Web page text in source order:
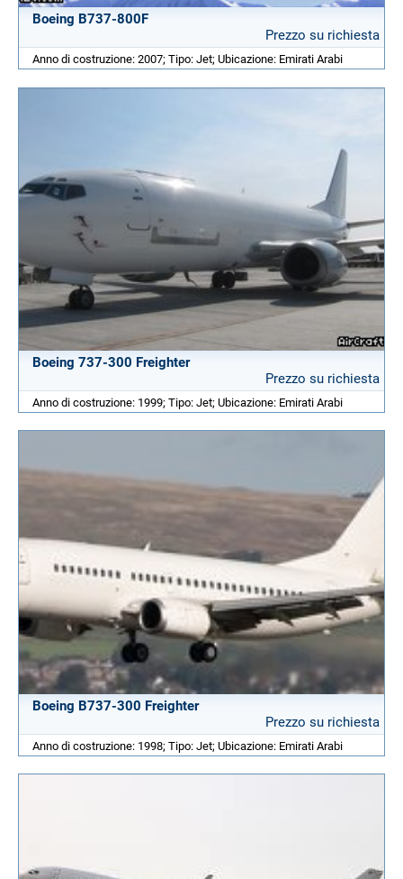
Boeing B737-800F
Prezzo su richiesta
Anno di costruzione: 2007; Tipo: Jet; Ubicazione: Emirati Arabi
Boeing 737-300 Freighter
Prezzo su richiesta
Anno di costruzione: 1999; Tipo: Jet; Ubicazione: Emirati Arabi
Boeing B737-300 Freighter
Prezzo su richiesta
Anno di costruzione: 1998; Tipo: Jet; Ubicazione: Emirati Arabi